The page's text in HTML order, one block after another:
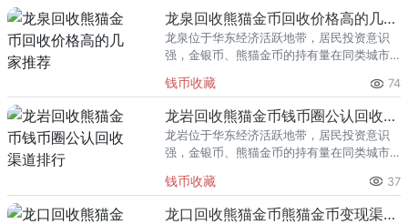
回收渠道里，能精准识别版别溢
龙泉回收熊猫金币回收价格高的几家推荐
龙泉位于华东经济活跃地带，居民投资意识
强，金银币、熊猫金币的持有量在同类城市
熊猫金币的需求就明显升温，但鱼龙混杂的
回收渠道里，能精准识别版别溢
钱币收藏 74
龙岩回收熊猫金币钱币圈公认回收渠道排行
龙岩位于华东经济活跃地带，居民投资意识
强，金银币、熊猫金币的持有量在同类城市
熊猫金币的需求就明显升温，但鱼龙混杂的
回收渠道里，能精准识别版别溢
钱币收藏 37
龙口回收熊猫金币熊猫金币变现渠道指南